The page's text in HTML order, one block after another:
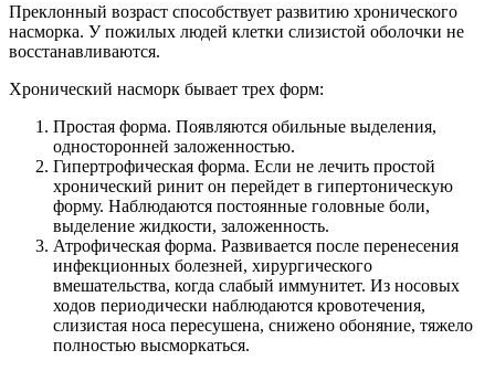
Преклонный возраст способствует развитию хронического
насморка. У пожилых людей клетки слизистой оболочки не
восстанавливаются.
Хронический насморк бывает трех форм:
Простая форма. Появляются обильные выделения,
односторонней заложенностью.
Гипертрофическая форма. Если не лечить простой
хронический ринит он перейдет в гипертоническую
форму. Наблюдаются постоянные головные боли,
выделение жидкости, заложенность.
Атрофическая форма. Развивается после перенесения
инфекционных болезней, хирургического
вмешательства, когда слабый иммунитет. Из носовых
ходов периодически наблюдаются кровотечения,
слизистая носа пересушена, снижено обоняние, тяжело
полностью высморкаться.